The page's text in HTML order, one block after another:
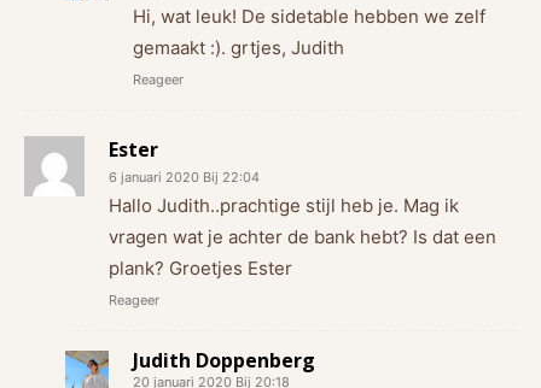
Hi, wat leuk! De sidetable hebben we zelf
gemaakt :). grtjes, Judith
Reageer
Ester
6 januari 2020 Bij 22:04
Hallo Judith..prachtige stijl heb je. Mag ik
vragen wat je achter de bank hebt? Is dat een
plank? Groetjes Ester
Reageer
Judith Doppenberg
20 januari 2020 Bij 20:18